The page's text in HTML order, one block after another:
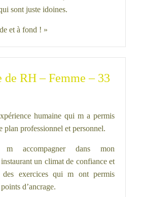
sont juste idoines.
et à fond ! »
de RH – Femme – 33
humaine qui m a permis
plan professionnel et personnel.
accompagner dans mon
un climat de confiance et
des exercices qui m ont permis
d’ancrage.